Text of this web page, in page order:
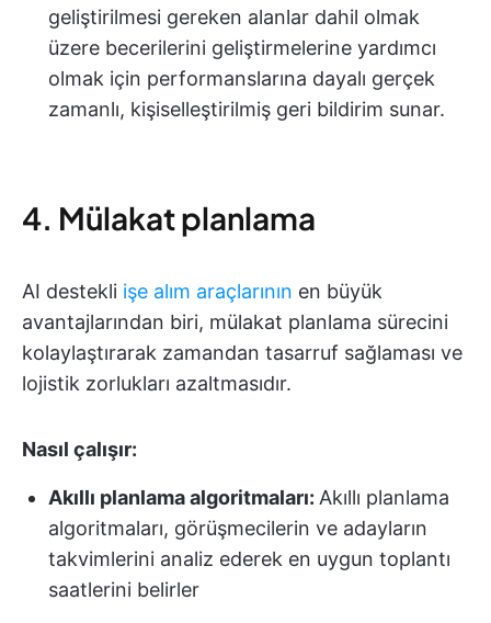
geliştirilmesi gereken alanlar dahil olmak
üzere becerilerini geliştirmelerine yardımcı
olmak için performanslarına dayalı gerçek
zamanlı, kişiselleştirilmiş geri bildirim sunar.
4. Mülakat planlama
AI destekli işe alım araçlarının en büyük
avantajlarından biri, mülakat planlama sürecini
kolaylaştırarak zamandan tasarruf sağlaması ve
lojistik zorlukları azaltmasıdır.
Nasıl çalışır:
Akıllı planlama algoritmaları: Akıllı planlama
algoritmaları, görüşmecilerin ve adayların
takvimlerini analiz ederek en uygun toplantı
saatlerini belirler